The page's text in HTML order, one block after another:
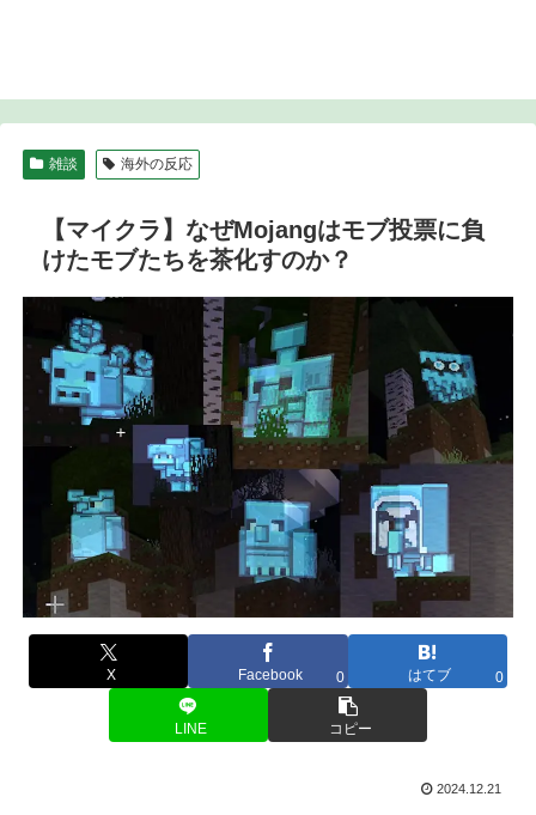
雑談 海外の反応
【マイクラ】なぜMojangはモブ投票に負
けたモブたちを茶化すのか？
X Facebook 0 はてブ 0
LINE コピー
2024.12.21